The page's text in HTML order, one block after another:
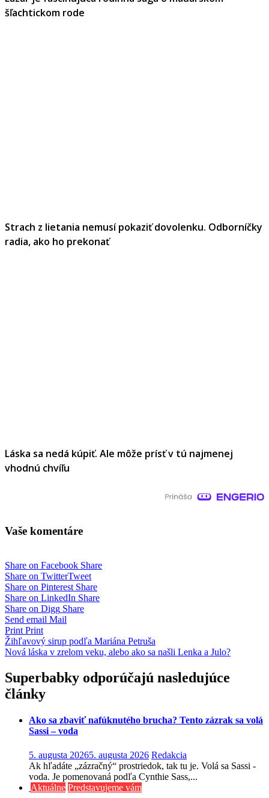
šľachtickom rode
Strach z lietania nemusí pokaziť dovolenku. Odborníčky
radia, ako ho prekonať
Láska sa nedá kúpiť. Ale môže prísť v tú najmenej
vhodnú chvíľu
Vaše komentáre
Share on Facebook Share
Share on TwitterTweet
Share on Pinterest Share
Share on LinkedIn Share
Share on Digg Share
Send email Mail
Print Print
Navigácia
v
článku
Žihľavový sirup podľa Mariána Petruša
Nová láska v zrelom veku, alebo ako sa našli Lenka a Julo?
Superbabky odporúčajú nasledujúce
články
Ako sa zbaviť nafúknutého brucha? Tento zázrak sa volá
Sassi – voda
5. augusta 20265. augusta 2026 Redakcia
Ak hľadáte „zázračný“ prostriedok, tak tu je. Volá sa Sassi -
voda. Je pomenovaná podľa Cynthie Sass,...
Aktuálne Predstavujeme vám